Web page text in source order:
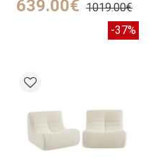
639.00€ 1019.00€
-37%